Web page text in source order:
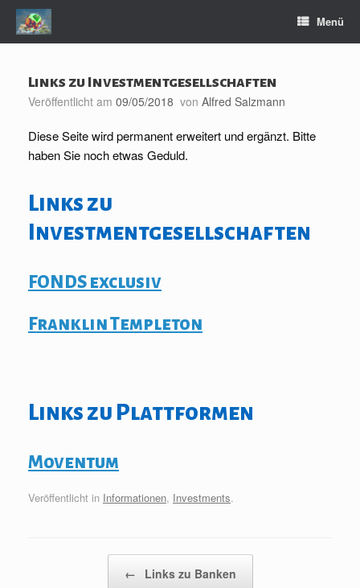
Zum
Inhalt
springen
Menü
Links zu Investmentgesellschaften
Veröffentlicht am 09/05/2018 von Alfred Salzmann
Diese Seite wird permanent erweitert und ergänzt. Bitte
haben Sie noch etwas Geduld.
Links zu
Investmentgesellschaften
FONDS exclusiv
Franklin Templeton
Links zu Plattformen
Moventum
Veröffentlicht in Informationen, Investments.
← Links zu Banken